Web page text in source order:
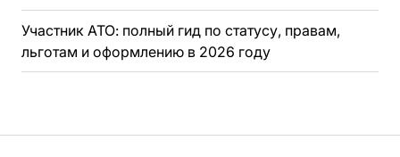
Участник АТО: полный гид по статусу, правам,
льготам и оформлению в 2026 году